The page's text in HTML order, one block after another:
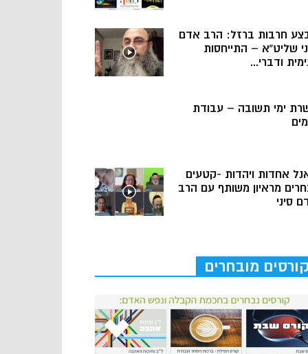
חרבות ברזל: הרב אדם
שליט”א – התייחסות
ודברי...
ימי תשובה – עבודת
אחדות ויהדות -קטעים
מראיון משותף עם הרב
סיני
קורסים מובחרים